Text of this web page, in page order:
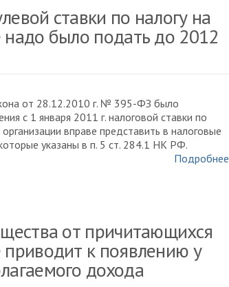
ставки по налогу на
было подать до 2012
от 28.12.2010 г. № 395-ФЗ было
с 1 января 2011 г. налоговой ставки по
вправе представить в налоговые
указаны в п. 5 ст. 284.1 НК РФ.
Подробнее
от причитающихся
к появлению у
дохода